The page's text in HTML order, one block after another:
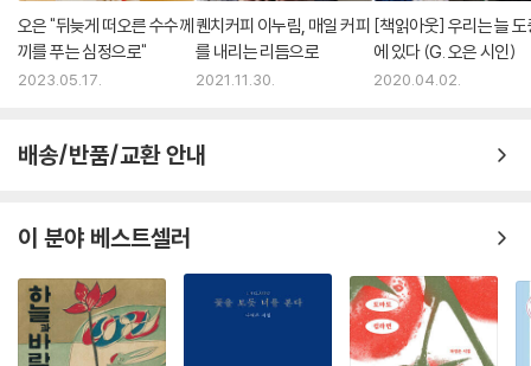
오은 "뒤늦게 떠오른 수수께
끼를 푸는 심정으로"
2023.05.17.
퀜치커피 이누림, 매일 커피
를 내리는 리듬으로
2021.11.30.
[책읽아웃] 우리는 늘 도
에 있다 (G. 오은 시인)
2020.04.02.
배송/반품/교환 안내
이 분야 베스트셀러